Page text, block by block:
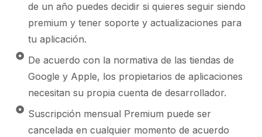
de un año puedes decidir si quieres seguir siendo
premium y tener soporte y actualizaciones para
tu aplicación.
De acuerdo con la normativa de las tiendas de
Google y Apple, los propietarios de aplicaciones
necesitan su propia cuenta de desarrollador.
Suscripción mensual Premium puede ser
cancelada en cualquier momento de acuerdo